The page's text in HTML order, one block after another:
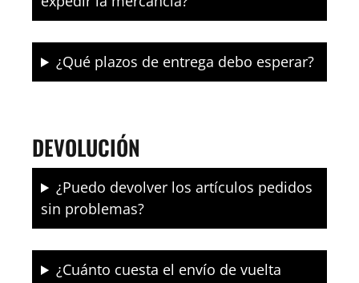
¿Qué plazos de entrega debo esperar?
DEVOLUCIÓN
¿Puedo devolver los artículos pedidos
sin problemas?
¿Cuánto cuesta el envío de vuelta